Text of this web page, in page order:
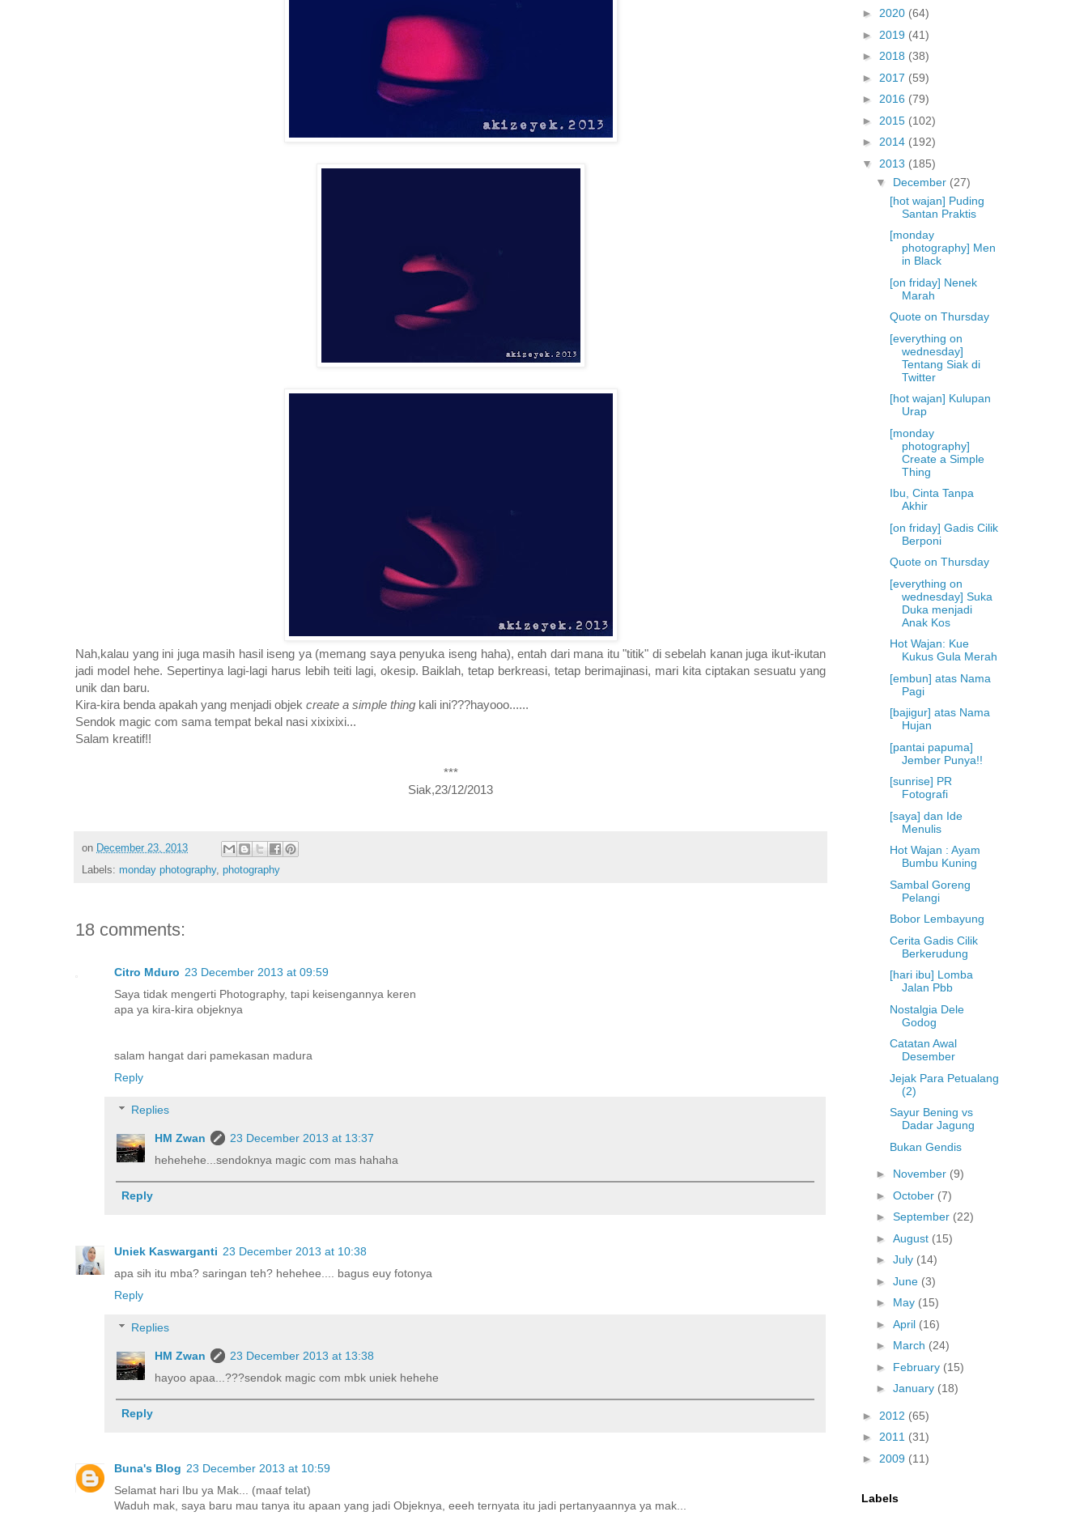
Nah,kalau yang ini juga masih hasil iseng ya (memang saya penyuka iseng haha), entah dari mana itu "titik" di sebelah kanan juga ikut-ikutan
jadi model hehe. Sepertinya lagi-lagi harus lebih teiti lagi, okesip. Baiklah, tetap berkreasi, tetap berimajinasi, mari kita ciptakan sesuatu yang
unik dan baru.
Kira-kira benda apakah yang menjadi objek create a simple thing kali ini???hayooo......
Sendok magic com sama tempat bekal nasi xixixixi...
Salam kreatif!!
***
Siak,23/12/2013
on December 23, 2013
Labels: monday photography, photography
18 comments:
Citro Mduro 23 December 2013 at 09:59
Saya tidak mengerti Photography, tapi keisengannya keren
apa ya kira-kira objeknya
salam hangat dari pamekasan madura
Reply
Replies
HM Zwan
23 December 2013 at 13:37
hehehehe...sendoknya magic com mas hahaha
Reply
Uniek Kaswarganti 23 December 2013 at 10:38
apa sih itu mba? saringan teh? hehehee.... bagus euy fotonya
Reply
Replies
HM Zwan
23 December 2013 at 13:38
hayoo apaa...???sendok magic com mbk uniek hehehe
Reply
Buna's Blog 23 December 2013 at 10:59
Selamat hari Ibu ya Mak... (maaf telat)
Waduh mak, saya baru mau tanya itu apaan yang jadi Objeknya, eeeh ternyata itu jadi pertanyaannya ya mak...
► 2020 (64)
► 2019 (41)
► 2018 (38)
► 2017 (59)
► 2016 (79)
► 2015 (102)
► 2014 (192)
▼ 2013 (185)
▼ December (27)
[hot wajan] Puding
Santan Praktis
[monday
photography] Men
in Black
[on friday] Nenek
Marah
Quote on Thursday
[everything on
wednesday]
Tentang Siak di
Twitter
[hot wajan] Kulupan
Urap
[monday
photography]
Create a Simple
Thing
Ibu, Cinta Tanpa
Akhir
[on friday] Gadis Cilik
Berponi
Quote on Thursday
[everything on
wednesday] Suka
Duka menjadi
Anak Kos
Hot Wajan: Kue
Kukus Gula Merah
[embun] atas Nama
Pagi
[bajigur] atas Nama
Hujan
[pantai papuma]
Jember Punya!!
[sunrise] PR
Fotografi
[saya] dan Ide
Menulis
Hot Wajan : Ayam
Bumbu Kuning
Sambal Goreng
Pelangi
Bobor Lembayung
Cerita Gadis Cilik
Berkerudung
[hari ibu] Lomba
Jalan Pbb
Nostalgia Dele
Godog
Catatan Awal
Desember
Jejak Para Petualang
(2)
Sayur Bening vs
Dadar Jagung
Bukan Gendis
► November (9)
► October (7)
► September (22)
► August (15)
► July (14)
► June (3)
► May (15)
► April (16)
► March (24)
► February (15)
► January (18)
► 2012 (65)
► 2011 (31)
► 2009 (11)
Labels